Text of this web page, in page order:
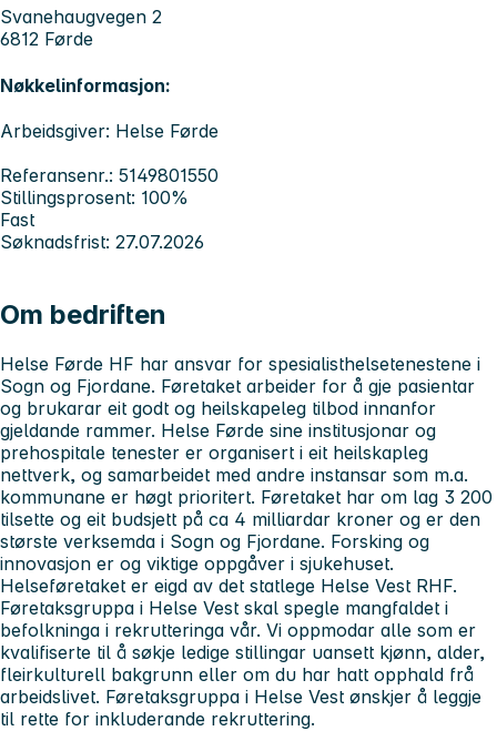
Svanehaugvegen 2
6812 Førde
Nøkkelinformasjon:
Arbeidsgiver: Helse Førde
Referansenr.: 5149801550
Stillingsprosent: 100%
Fast
Søknadsfrist: 27.07.2026
Om bedriften
Helse Førde HF har ansvar for spesialisthelsetenestene i
Sogn og Fjordane. Føretaket arbeider for å gje pasientar
og brukarar eit godt og heilskapeleg tilbod innanfor
gjeldande rammer. Helse Førde sine institusjonar og
prehospitale tenester er organisert i eit heilskapleg
nettverk, og samarbeidet med andre instansar som m.a.
kommunane er høgt prioritert. Føretaket har om lag 3 200
tilsette og eit budsjett på ca 4 milliardar kroner og er den
største verksemda i Sogn og Fjordane. Forsking og
innovasjon er og viktige oppgåver i sjukehuset.
Helseføretaket er eigd av det statlege Helse Vest RHF.
Føretaksgruppa i Helse Vest skal spegle mangfaldet i
befolkninga i rekrutteringa vår. Vi oppmodar alle som er
kvalifiserte til å søkje ledige stillingar uansett kjønn, alder,
fleirkulturell bakgrunn eller om du har hatt opphald frå
arbeidslivet. Føretaksgruppa i Helse Vest ønskjer å leggje
til rette for inkluderande rekruttering.